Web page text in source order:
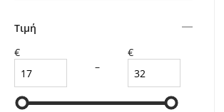
Τιμή
€
–
€